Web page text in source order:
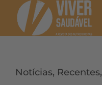
Notícias, Recentes,